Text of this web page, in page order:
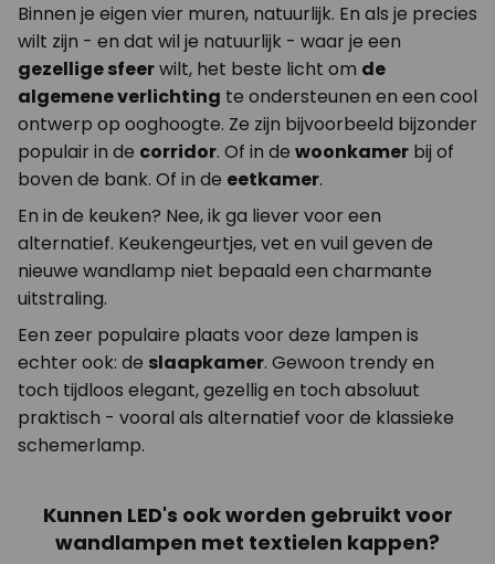
Binnen je eigen vier muren, natuurlijk. En als je precies
wilt zijn - en dat wil je natuurlijk - waar je een
gezellige sfeerwilt, het beste licht om de
algemene verlichting te ondersteunen en een cool
ontwerp op ooghoogte. Ze zijn bijvoorbeeld bijzonder
populair in de corridor. Of in de woonkamer bij of
boven de bank. Of in de eetkamer.
En in de keuken? Nee, ik ga liever voor een
alternatief. Keukengeurtjes, vet en vuil geven de
nieuwe wandlamp niet bepaald een charmante
uitstraling.
Een zeer populaire plaats voor deze lampen is
echter ook: de slaapkamer. Gewoon trendy en
toch tijdloos elegant, gezellig en toch absoluut
praktisch - vooral als alternatief voor de klassieke
schemerlamp.
Kunnen LED's ook worden gebruikt voor
wandlampen met textielen kappen?